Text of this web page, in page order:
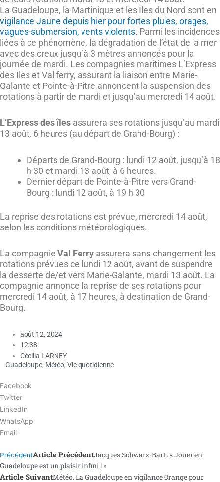
La Guadeloupe, la Martinique et les Iles du Nord sont en
vigilance Jaune depuis hier pour fortes pluies, orages,
vagues-submersion, vents violents. Parmi les incidences
liées à ce phénomène, la dégradation de l’état de la mer
avec des creux jusqu’à 3 mètres annoncés pour la
journée de mardi. Les compagnies maritimes L’Express
des Iles et Val ferry, assurant la liaison entre Marie-
Galante et Pointe-à-Pitre annoncent la suspension des
rotations à partir de mardi et jusqu’au mercredi 14 août.
L’Express des îles assurera ses rotations jusqu’au mardi
13 août, 6 heures (au départ de Grand-Bourg) :
Départs de Grand-Bourg : lundi 12 août, jusqu’à 18
h 30 et mardi 13 août, à 6 heures.
Dernier départ de Pointe-à-Pitre vers Grand-
Bourg : lundi 12 août, à 19 h 30
La reprise des rotations est prévue, mercredi 14 août,
selon les conditions météorologiques.
La compagnie Val Ferry assurera sans changement les
rotations prévues ce lundi 12 août, avant de suspendre
la desserte de/et vers Marie-Galante, mardi 13 août. La
compagnie annonce la reprise de ses rotations pour
mercredi 14 août, à 17 heures, à destination de Grand-
Bourg.
août 12, 2024
12:38
Cécilia LARNEY
Guadeloupe, Météo, Vie quotidienne
Facebook
Twitter
LinkedIn
WhatsApp
Email
PrécédentArticle PrécédentJacques Schwarz-Bart : « Jouer en
Guadeloupe est un plaisir infini ! »
Article SuivantMétéo. La Guadeloupe en vigilance Orange pour